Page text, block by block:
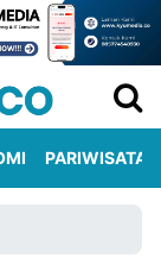
PARIWISATA